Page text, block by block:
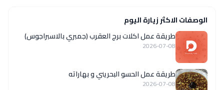
الوصفات الاكثر زيارة اليوم
طريقة عمل اكلات برج العقرب (جمبري بالاسبراجوس)
2026-07-08
طريقة عمل الحسو البحريني و بهاراته
2026-07-08